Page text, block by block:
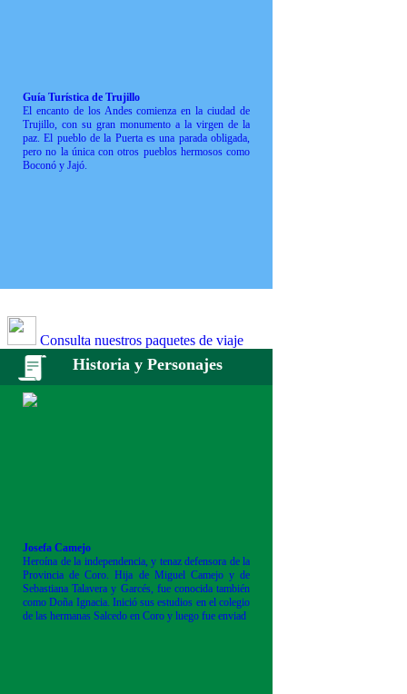
Guía Turística de Trujillo
El encanto de los Andes comienza en la ciudad de
Trujillo, con su gran monumento a la virgen de la
paz. El pueblo de la Puerta es una parada obligada,
pero no la única con otros pueblos hermosos como
Boconó y Jajó.
Consulta nuestros paquetes de viaje
Historia y Personajes
Josefa Camejo
Heroína de la independencia, y tenaz defensora de la
Provincia de Coro. Hija de Miguel Camejo y de
Sebastiana Talavera y Garcés, fue conocida también
como Doña Ignacia. Inició sus estudios en el colegio
de las hermanas Salcedo en Coro y luego fue enviad